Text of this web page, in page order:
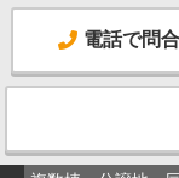
電話で問